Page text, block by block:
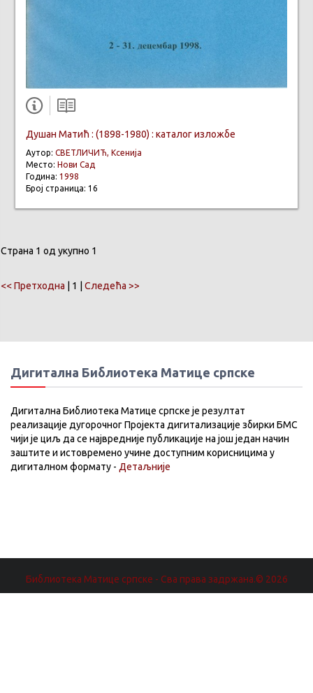
Душан Матић : (1898-1980) : каталог изложбе
Аутор: СВЕТЛИЧИЋ, Ксенија
Место: Нови Сад
Година: 1998
Број страница: 16
Страна 1 од укупно 1
<< Претходна | 1 | Следећа >>
Дигитална Библиотека Матице српске
Дигитална Библиотека Матице српске је резултат
реализације дугорочног Пројекта дигитализације збирки БМС
чији је циљ да се највредније публикације на још један начин
заштите и истовремено учине доступним корисницима у
дигиталном формату - Детаљније
Библиотека Матице српске - Сва права задржана.© 2026